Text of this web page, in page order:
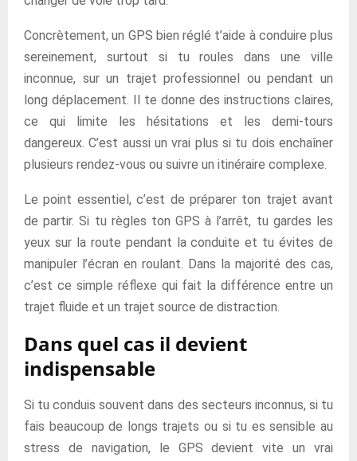
Concrètement, un GPS bien réglé t’aide à conduire plus
sereinement, surtout si tu roules dans une ville
inconnue, sur un trajet professionnel ou pendant un
long déplacement. Il te donne des instructions claires,
ce qui limite les hésitations et les demi-tours
dangereux. C’est aussi un vrai plus si tu dois enchaîner
plusieurs rendez-vous ou suivre un itinéraire complexe.
Le point essentiel, c’est de préparer ton trajet avant
de partir. Si tu règles ton GPS à l’arrêt, tu gardes les
yeux sur la route pendant la conduite et tu évites de
manipuler l’écran en roulant. Dans la majorité des cas,
c’est ce simple réflexe qui fait la différence entre un
trajet fluide et un trajet source de distraction.
Dans quel cas il devient
indispensable
Si tu conduis souvent dans des secteurs inconnus, si tu
fais beaucoup de longs trajets ou si tu es sensible au
stress de navigation, le GPS devient vite un vrai